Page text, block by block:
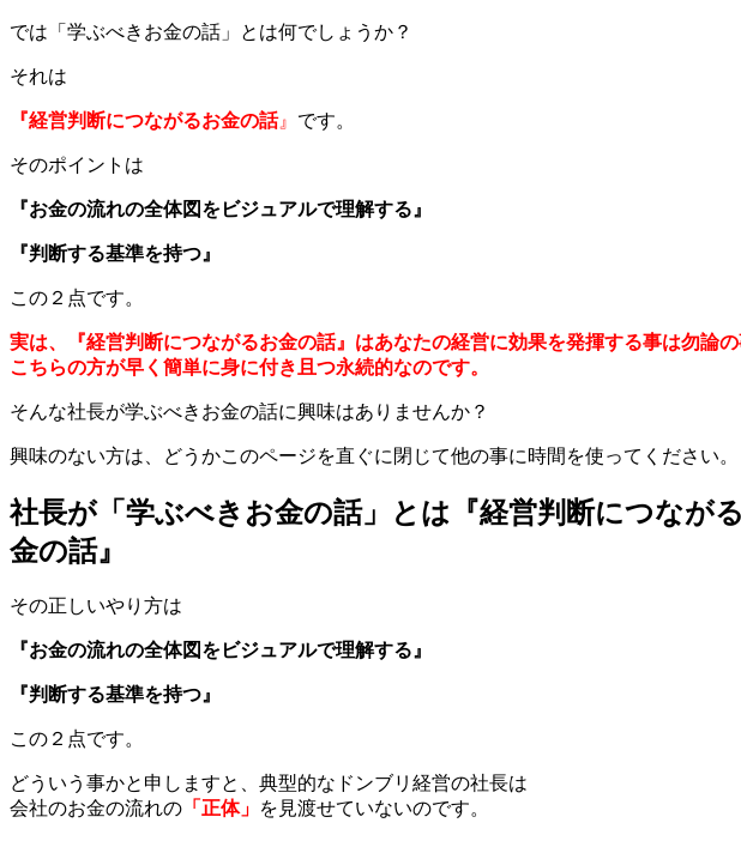
では「学ぶべきお金の話」とは何でしょうか？
それは
『経営判断につながるお金の話』 です。
そのポイントは
『お金の流れの全体図をビジュアルで理解する』
『判断する基準を持つ』
この２点です。
実は、『経営判断につながるお金の話』はあなたの経営に効果を発揮する事は勿論の
こちらの方が早く簡単に身に付き且つ永続的なのです。
そんな社長が学ぶべきお金の話に興味はありませんか？
興味のない方は、どうかこのページを直ぐに閉じて他の事に時間を使ってください。
社長が「学ぶべきお金の話」とは『経営判断につなが
金の話』
その正しいやり方は
『お金の流れの全体図をビジュアルで理解する』
『判断する基準を持つ』
この２点です。
どういう事かと申しますと、典型的なドンブリ経営の社長は
会社のお金の流れの 「正体」 を見渡せていないのです。